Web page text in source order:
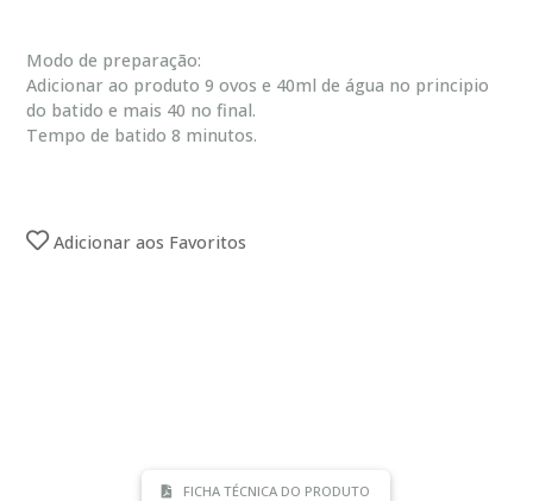
Modo de preparação:
Adicionar ao produto 9 ovos e 40ml de água no principio
do batido e mais 40 no final.
Tempo de batido 8 minutos.
Adicionar aos Favoritos
FICHA TÉCNICA DO PRODUTO